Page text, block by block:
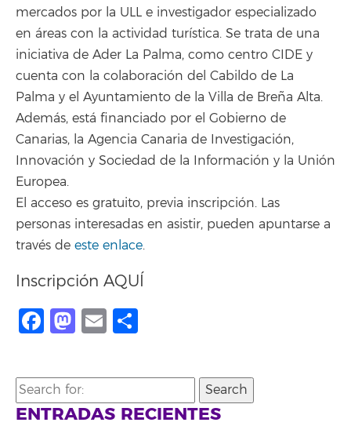
mercados por la ULL e investigador especializado
en áreas con la actividad turística. Se trata de una
iniciativa de Ader La Palma, como centro CIDE y
cuenta con la colaboración del Cabildo de La
Palma y el Ayuntamiento de la Villa de Breña Alta.
Además, está financiado por el Gobierno de
Canarias, la Agencia Canaria de Investigación,
Innovación y Sociedad de la Información y la Unión
Europea.
El acceso es gratuito, previa inscripción. Las
personas interesadas en asistir, pueden apuntarse a
través de este enlace.
Inscripción AQUÍ
Facebook
Mastodon
Email
Search
for:
ENTRADAS RECIENTES